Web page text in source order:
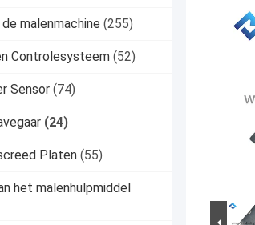
malenmachine (255)
Controlesysteem (52)
Sensor (74)
(24)
Platen (55)
het malenhulpmiddel